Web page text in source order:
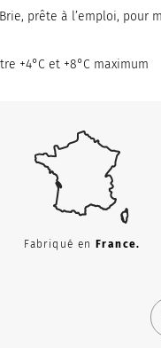
prête à l’emploi, pour
+4°C et +8°C maximum
Fabriqué en France.